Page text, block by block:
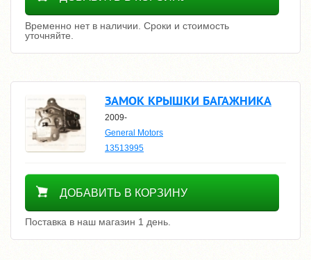
Временно нет в наличии. Сроки и стоимость
уточняйте.
ЗАМОК КРЫШКИ БАГАЖНИКА
2009-
General Motors
13513995
6200
ДОБАВИТЬ В КОРЗИНУ
Поставка в наш магазин 1 день.